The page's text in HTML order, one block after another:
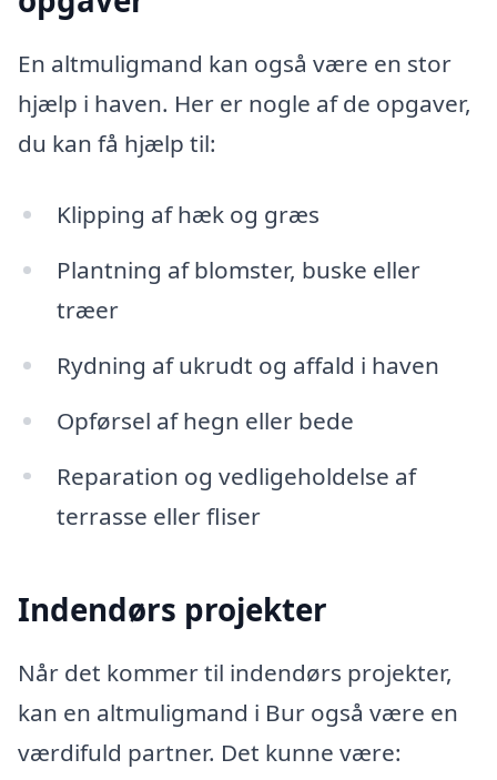
En altmuligmand kan også være en stor
hjælp i haven. Her er nogle af de opgaver,
du kan få hjælp til:
Klipping af hæk og græs
Plantning af blomster, buske eller
træer
Rydning af ukrudt og affald i haven
Opførsel af hegn eller bede
Reparation og vedligeholdelse af
terrasse eller fliser
Indendørs projekter
Når det kommer til indendørs projekter,
kan en altmuligmand i Bur også være en
værdifuld partner. Det kunne være: